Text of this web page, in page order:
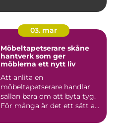
03. mar
Möbeltapetserare skåne
hantverk som ger
möblerna ett nytt liv
Att anlita en
möbeltapetserare handlar
sällan bara om att byta tyg.
För många är det ett sätt att